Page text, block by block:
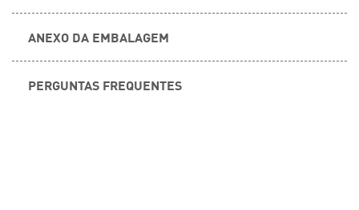
ANEXO DA EMBALAGEM
PERGUNTAS FREQUENTES